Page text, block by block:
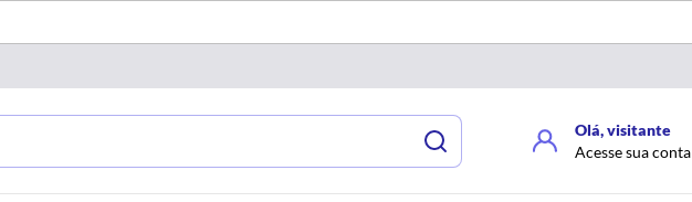
Olá, visitante
Acesse sua conta